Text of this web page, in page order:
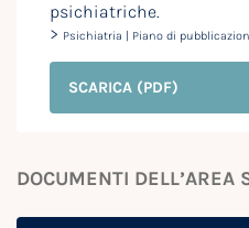
psichiatriche.
> Psichiatria | Piano di
SCARICA (PDF)
DOCUMENTI DELL’AREA